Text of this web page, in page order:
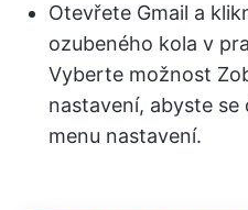
Otevřete Gmail a
ozubeného kola v
Vyberte možnost
nastavení, abyste
menu nastavení.